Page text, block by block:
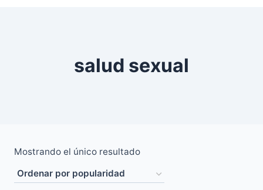
salud sexual
Mostrando el único resultado